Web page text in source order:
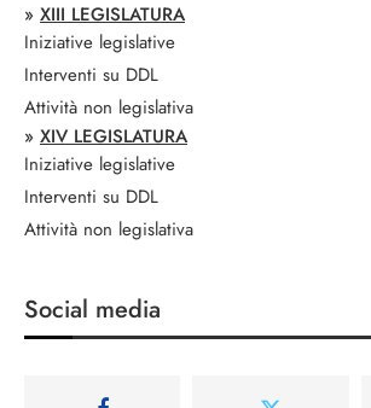
» XIII LEGISLATURA
Iniziative legislative
Interventi su DDL
Attività non legislativa
» XIV LEGISLATURA
Iniziative legislative
Interventi su DDL
Attività non legislativa
Social media